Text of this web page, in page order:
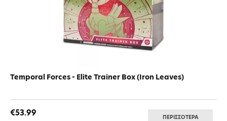
Temporal Forces - Elite Trainer Box (Iron Leaves)
€53.99 ΠΕΡΙΣΣΟΤΕΡΑ